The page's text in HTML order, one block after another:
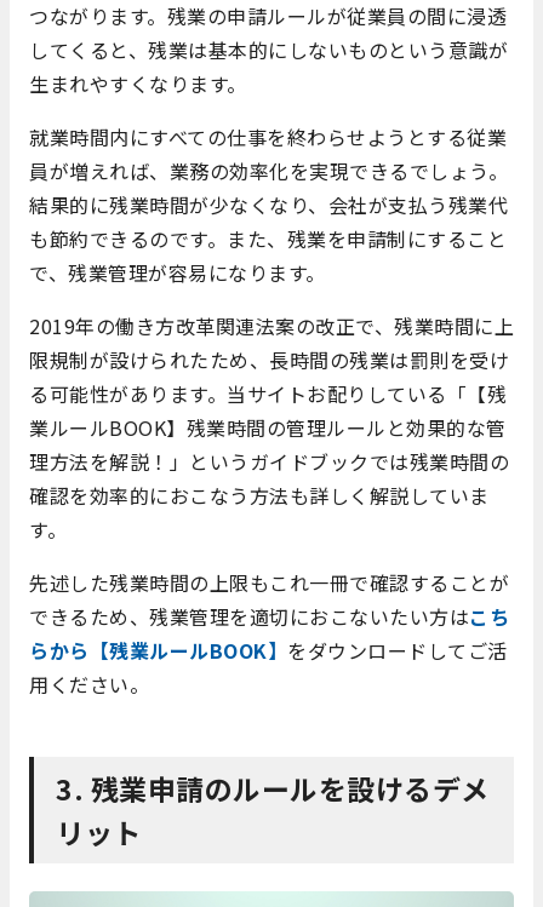
つながります。残業の申請ルールが従業員の間に浸透
してくると、残業は基本的にしないものという意識が
生まれやすくなります。
就業時間内にすべての仕事を終わらせようとする従業
員が増えれば、業務の効率化を実現できるでしょう。
結果的に残業時間が少なくなり、会社が支払う残業代
も節約できるのです。また、残業を申請制にすること
で、残業管理が容易になります。
2019年の働き方改革関連法案の改正で、残業時間に上
限規制が設けられたため、長時間の残業は罰則を受け
る可能性があります。当サイトお配りしている「【残
業ルールBOOK】残業時間の管理ルールと効果的な管
理方法を解説！」というガイドブックでは残業時間の
確認を効率的におこなう方法も詳しく解説していま
す。
先述した残業時間の上限もこれ一冊で確認することが
できるため、残業管理を適切におこないたい方はこち
らから【残業ルールBOOK】 をダウンロードしてご活
用ください。
3. 残業申請のルールを設けるデメ
リット